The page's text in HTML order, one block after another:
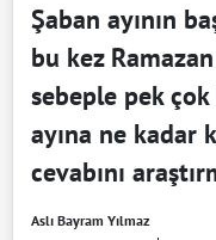
Şaban ayının
bu kez
sebeple pek
ayına ne kadar
cevabını
Aslı Bayram Yılmaz